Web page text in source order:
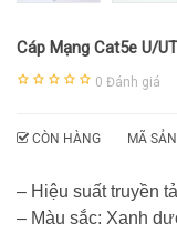
Cáp Mạng Cat5e U/
0 Đánh giá
CÒN HÀNG MÃ
– Hiệu suất truyền
– Màu sắc: Xanh